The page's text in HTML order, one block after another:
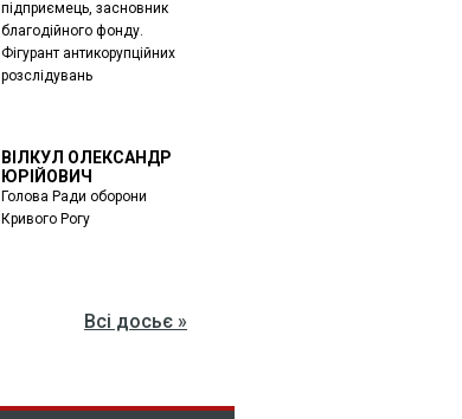
підприємець, засновник
благодійного фонду.
Фігурант антикорупційних
розслідувань
ВІЛКУЛ ОЛЕКСАНДР
ЮРІЙОВИЧ
Голова Ради оборони
Кривого Рогу
Всі досьє »